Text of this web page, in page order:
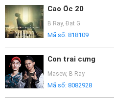
Cao Ốc 20
B Ray, Đạt G
Mã số: 818109
Con trai cưng
Masew, B Ray
Mã số: 8082928